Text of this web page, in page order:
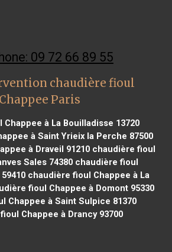
09 72 66 89 55
chaudière fioul
Chappee Paris
à La Bouilladisse 13720
à Saint Yrieix la Perche 87500
à Draveil 91210 chaudière fioul
Sales 74380chaudière fioul
chaudière fioul Chappee à La
fioul Chappee à Domont 95330
Chappee à Saint Sulpice 81370
Chappee à Drancy 93700